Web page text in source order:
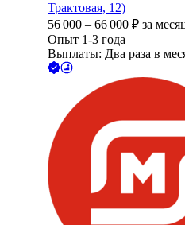
Трактовая, 12)
56 000 – 66 000 ₽ за
Опыт 1-3 года
Выплаты: Два раза в